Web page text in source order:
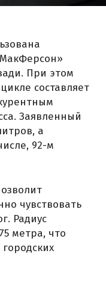
При этом
составляет
Заявленный
а
92-м
чувствовать
Радиус
метра, что